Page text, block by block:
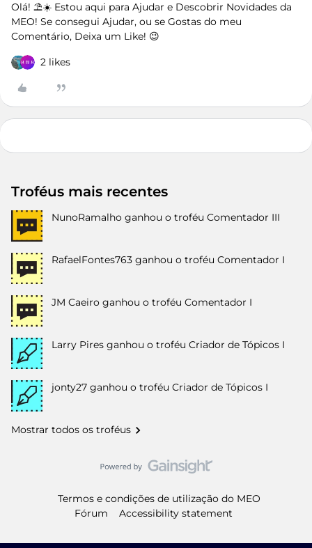
Olá! ⛱️☀️ Estou aqui para Ajudar e Descobrir Novidades da
MEO! Se consegui Ajudar, ou se Gostas do meu
Comentário, Deixa um Like! 😉
2 likes
Troféus mais recentes
NunoRamalho ganhou o troféu Comentador III
RafaelFontes763 ganhou o troféu Comentador I
JM Caeiro ganhou o troféu Comentador I
Larry Pires ganhou o troféu Criador de Tópicos I
jonty27 ganhou o troféu Criador de Tópicos I
Mostrar todos os troféus
Termos e condições de utilização do MEO
Fórum
Accessibility statement